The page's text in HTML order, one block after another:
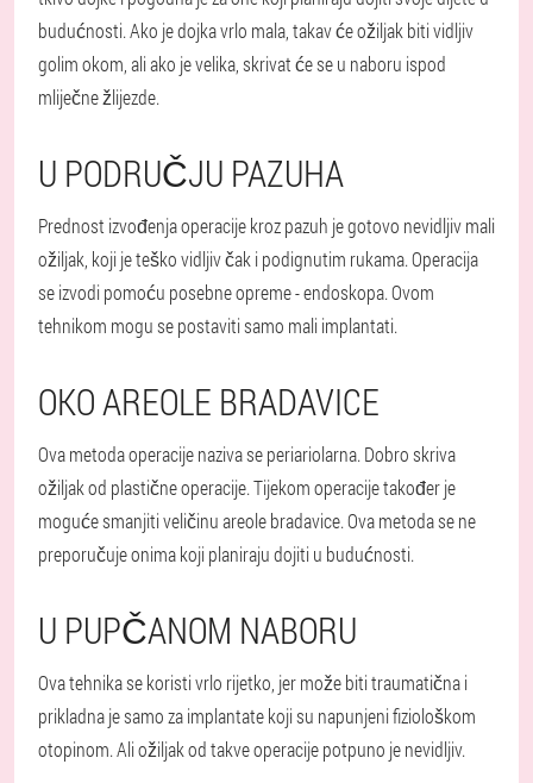
budućnosti. Ako je dojka vrlo mala, takav će ožiljak biti vidljiv
golim okom, ali ako je velika, skrivat će se u naboru ispod
mliječne žlijezde.
U PODRUČJU PAZUHA
Prednost izvođenja operacije kroz pazuh je gotovo nevidljiv mali
ožiljak, koji je teško vidljiv čak i podignutim rukama. Operacija
se izvodi pomoću posebne opreme - endoskopa. Ovom
tehnikom mogu se postaviti samo mali implantati.
OKO AREOLE BRADAVICE
Ova metoda operacije naziva se periariolarna. Dobro skriva
ožiljak od plastične operacije. Tijekom operacije također je
moguće smanjiti veličinu areole bradavice. Ova metoda se ne
preporučuje onima koji planiraju dojiti u budućnosti.
U PUPČANOM NABORU
Ova tehnika se koristi vrlo rijetko, jer može biti traumatična i
prikladna je samo za implantate koji su napunjeni fiziološkom
otopinom. Ali ožiljak od takve operacije potpuno je nevidljiv.